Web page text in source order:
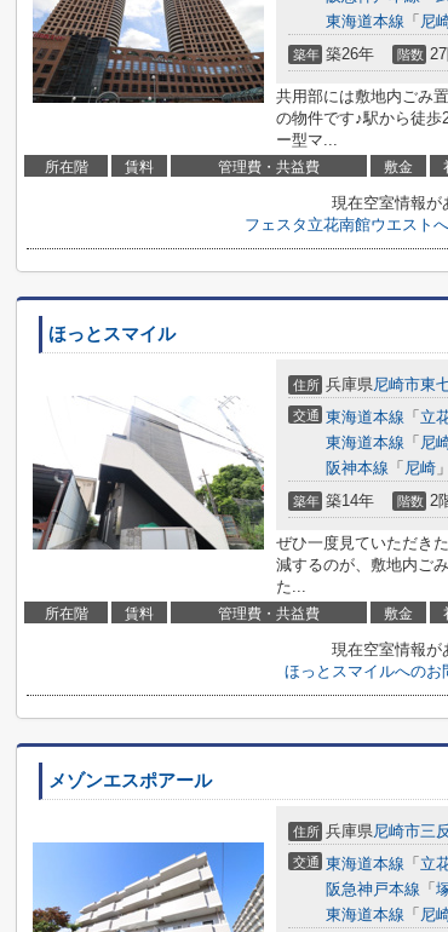
東海道本線 「 尼
築年 築26年 階数
共用部には敷地内ごみ
の物件です♪駅から徒歩
ー型マ...
所在階 賃料 管理費・共益費 敷金
現在空室情報が
フェスタ立花南館ウエスト
ほっとスマイル
住所 兵庫県尼崎市東
交通 東海道本線 「 立
東海道本線 「 尼
阪神本線 「 尼崎
築年 築14年 階数 2
ぜひ一度見ていただき
減するのが、敷地内ご
た...
所在階 賃料 管理費・共益費 敷金
現在空室情報が
ほっとスマイルへのお
メゾンエスポアール
住所 兵庫県尼崎市三
交通 東海道本線 「 立
阪急神戸本線 「
東海道本線 「 尼